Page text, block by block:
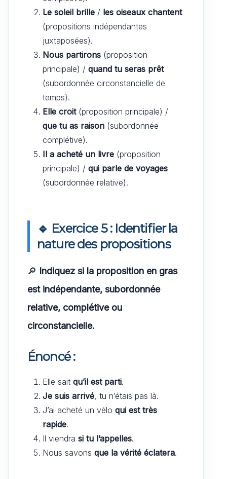
Le soleil brille / les oiseaux chantent
(propositions indépendantes
juxtaposées).
Nous partirons (proposition
principale) / quand tu seras prêt
(subordonnée circonstancielle de
temps).
Elle croit(proposition principale) /
que tu as raison (subordonnée
complétive).
Il a acheté un livre (proposition
principale) / qui parle de voyages
(subordonnée relative).
🔹 Exercice 5 : Identifier la
nature des propositions
🔎 Indiquez si la proposition en gras
est indépendante, subordonnée
relative, complétive ou
circonstancielle.
Énoncé :
Elle sait qu’il est parti.
Je suis arrivé , tu n’étais pas là.
J’ai acheté un vélo qui est très
rapide.
Il viendra si tu l’appelles.
Nous savons que la vérité éclatera.